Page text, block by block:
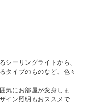
シーリングライトから、
タイプのものなど、色々
気にお部屋が変身しま
イン照明もおススメで